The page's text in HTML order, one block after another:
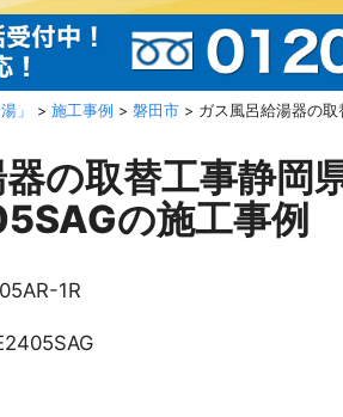
」 > 施工事例 > 磐田市 > ガス風呂給湯器の
の取替工事静岡
の施工事例
1R